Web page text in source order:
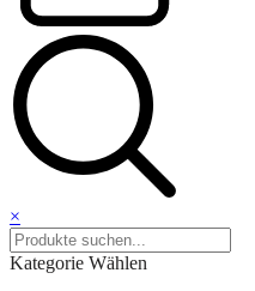
×
Kategorie Wählen